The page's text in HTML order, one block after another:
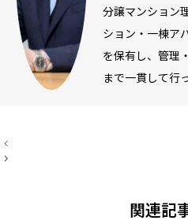
分譲マンション
ション・一棟ア
を保有し、管理
まで一貫して行
投
稿
関連記